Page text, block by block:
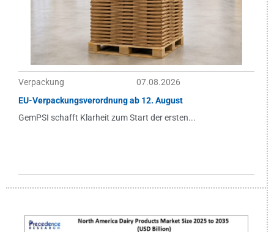
Verpackung
07.08.2026
EU-Verpackungsverordnung ab 12. August
GemPSI schafft Klarheit zum Start der ersten...